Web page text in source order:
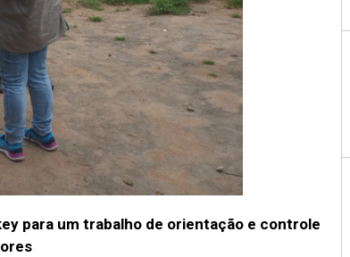
para um trabalho de orientação e controle